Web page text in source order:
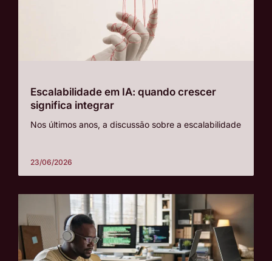
Escalabilidade em IA: quando crescer
significa integrar
Nos últimos anos, a discussão sobre a escalabilidade
23/06/2026